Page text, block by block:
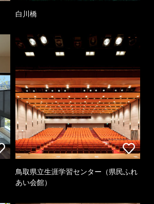
白川橋
鳥取県立生涯学習センター（県民ふれ
あい会館）